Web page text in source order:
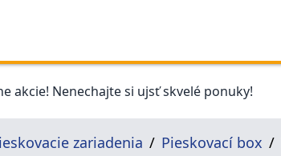
akcie! Nenechajte si ujsť skvelé ponuky!
zariadenia Pieskovací box